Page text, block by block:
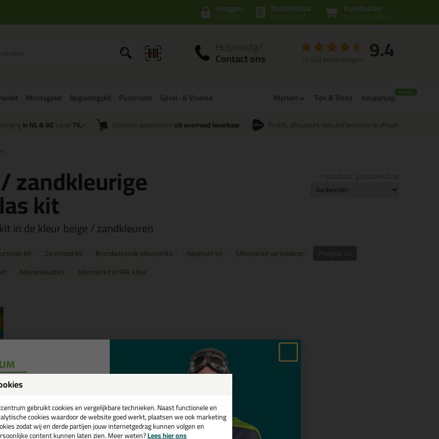
0 producten
in winkelwagen
Bestelstatus
controleren
Inloggen
account
Hulp nodig?
Contact ons 9.4
16.432 beoordelingen
Montagekit Beglazingskit Purschuim Gevel- & Vloerkit Merken Tips & Tricks Keuzehulp
in NL & BEvanaf 75,- Grootste assortiment uit voorraad leverbaar PostNL afhaalpunt: kies zelf wanneer je afhaalt
zandkleurige
kit
in de kleur beige / zandkleuren
kit Zwembad kit Brandwerende siliconenkit Aquarium kit Siliconenkit verwijderen
Kleurenkaarten Siliconenkit in RAL kleur
(25)
gebruikt cookies en vergelijkbare technieken. Naast functionele en
cookies waardoor de website goed werkt, plaatsen we ook marketing
zodat wij en derde partijen jouw internetgedrag kunnen volgen en
content kunnen laten zien. Meer weten?Lees hier ons
💚